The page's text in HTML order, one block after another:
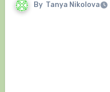
By Tanya Nikolova